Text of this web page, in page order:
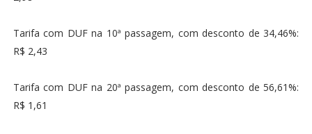
Tarifa com DUF na 10ª passagem, com desconto de 34,46%:
R$ 2,43
Tarifa com DUF na 20ª passagem, com desconto de 56,61%:
R$ 1,61